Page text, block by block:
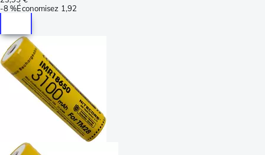
-8 %Économisez 1,92